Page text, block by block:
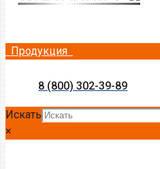
Продукция
8 (800) 302-39-89
Искать
×